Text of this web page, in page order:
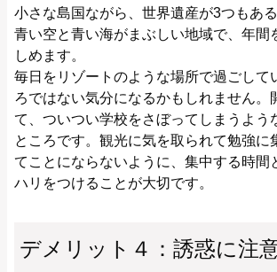
小さな島国ながら、世界遺産が3つもある
青い空と青い海がまぶしい地域で、年間
しめます。
毎日をリゾートのような場所で過ごして
ろではない気分になるかもしれません。
て、ついつい学校をさぼってしまうよう
ところです。観光に気を取られて勉強に
てことにならないように、集中する時間
ハリをつけることが大切です。
デメリット４：誘惑に注